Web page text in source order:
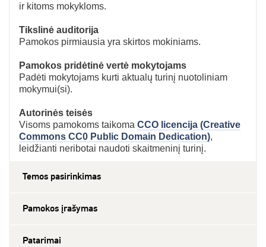
ir kitoms mokykloms.
Tikslinė auditorija
Pamokos pirmiausia yra skirtos mokiniams.
Pamokos pridėtinė vertė mokytojams
Padėti mokytojams kurti aktualų turinį nuotoliniam
mokymui(si).
Autorinės teisės
Visoms pamokoms taikoma CCO licencija (Creative
Commons CC0 Public Domain Dedication),
leidžianti neribotai naudoti skaitmeninį turinį.
Temos pasirinkimas
Pamokos įrašymas
Patarimai